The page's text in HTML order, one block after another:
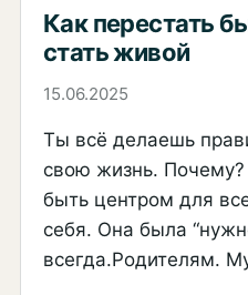
время
путают
—
пора
быть
собой
Как перестать
стать живой
15.06.2025
Ты всё делаешь
свою жизнь. Почему?
быть центром для
себя. Она была
всегда.Родителям.